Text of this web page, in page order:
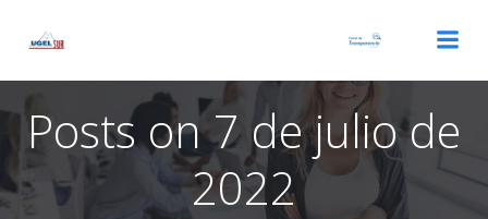
Posts on 7 de julio de
2022